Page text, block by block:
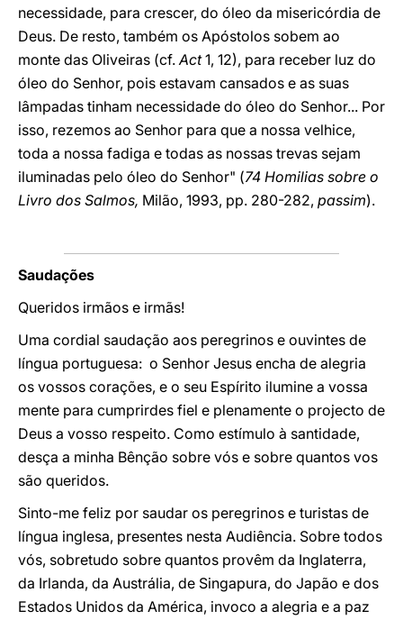
necessidade, para crescer, do óleo da misericórdia de
Deus. De resto, também os Apóstolos sobem ao
monte das Oliveiras (cf.Act1, 12), para receber luz do
óleo do Senhor, pois estavam cansados e as suas
lâmpadas tinham necessidade do óleo do Senhor... Por
isso, rezemos ao Senhor para que a nossa velhice,
toda a nossa fadiga e todas as nossas trevas sejam
iluminadas pelo óleo do Senhor" (74 Homilias sobre o
Livro dos Salmos, Milão, 1993, pp. 280-282, passim).
Saudações
Queridos irmãos e irmãs!
Uma cordial saudação aos peregrinos e ouvintes de
língua portuguesa: o Senhor Jesus encha de alegria
os vossos corações, e o seu Espírito ilumine a vossa
mente para cumprirdes fiel e plenamente o projecto de
Deus a vosso respeito. Como estímulo à santidade,
desça a minha Bênção sobre vós e sobre quantos vos
são queridos.
Sinto-me feliz por saudar os peregrinos e turistas de
língua inglesa, presentes nesta Audiência. Sobre todos
vós, sobretudo sobre quantos provêm da Inglaterra,
da Irlanda, da Austrália, de Singapura, do Japão e dos
Estados Unidos da América, invoco a alegria e a paz